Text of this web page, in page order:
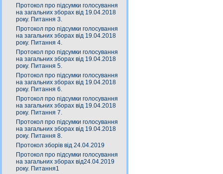
Протокол про підсумки голосування
на загальних зборах від 19.04.2018
року. Питання 3.
Протокол про підсумки голосування
на загальних зборах від 19.04.2018
року. Питання 4.
Протокол про підсумки голосування
на загальних зборах від 19.04.2018
року. Питання 5.
Протокол про підсумки голосування
на загальних зборах від 19.04.2018
року. Питання 6.
Протокол про підсумки голосування
на загальних зборах від 19.04.2018
року. Питання 7.
Протокол про підсумки голосування
на загальних зборах від 19.04.2018
року. Питання 8.
Протокол зборів від 24.04.2019
Протокол про підсумки голосування
на загальних зборах від24.04.2019
року. Питання1